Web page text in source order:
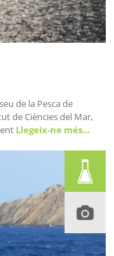
de la Pesca de
de Ciències del Mar,
Llegeix-ne més…